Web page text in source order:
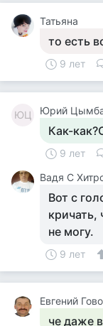
Татьяна
то есть
9 лет
ЮЦ Юрий
Как-
9 лет
Вадя С
Вот с
не могу.
9 лет
Евгений
че даже